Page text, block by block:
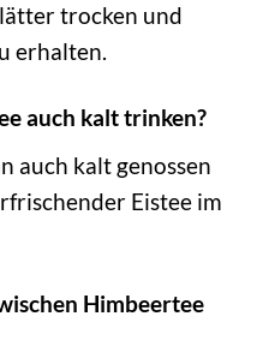
trocken und
erhalten.
auch kalt trinken?
auch kalt genossen
Eistee im
Himbeertee